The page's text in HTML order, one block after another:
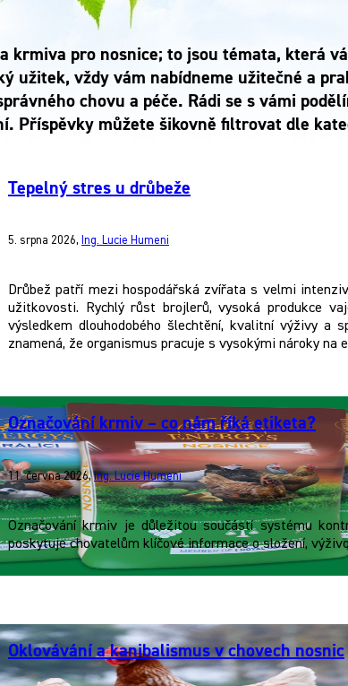
krmiva pro nosnice; to jsou témata, která
užitek, vždy vám nabídneme užitečné a
chovu a péče. Rádi se s vámi
Příspěvky můžete šikovně filtrovat dle
Tepelný stres u drůbeže
5. srpna 2026, Ing. Lucie Humeni
Drůbež patří mezi hospodářská zvířata s velmi
užitkovosti. Rychlý růst brojlerů, vysoká produkce
výsledkem dlouhodobého šlechtění, kvalitní výživy a
znamená, že organismus pracuje s vysokými nároky na
Označování krmiv – co nám říká etiketa?
11. června 2026,Ing. Lucie Humeni
Označování krmiv je důležitou součástí systému
poskytuje chovatelům klíčové informace o složení,
Oklovávání a kanibalismus v chovech nosnic